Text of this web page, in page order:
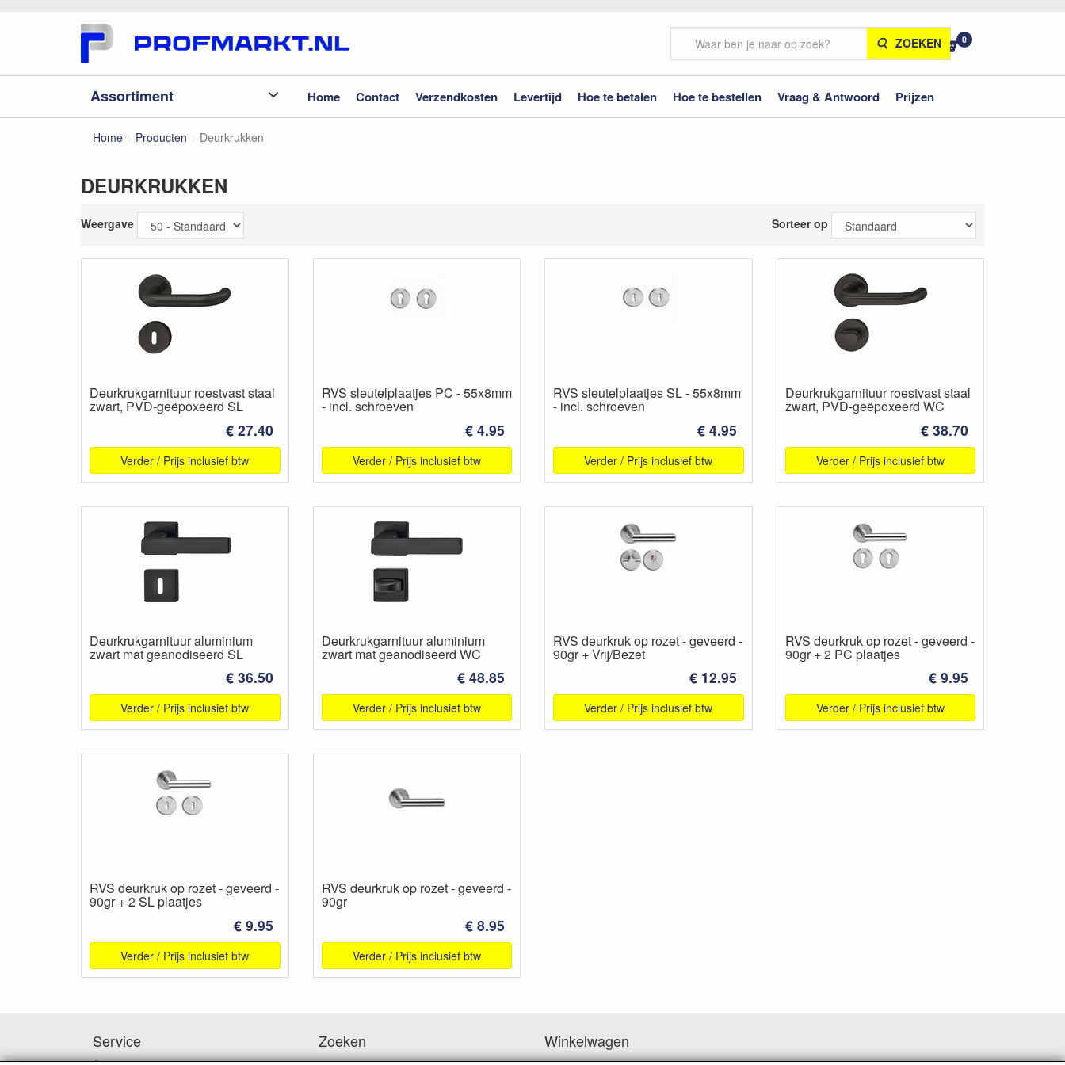
ZOEKEN 0
Assortiment Home Contact Verzendkosten Levertijd Hoe te betalen Hoe te bestellen Vraag & Antwoord Prijzen
Home Producten Deurkrukken
DEURKRUKKEN
Weergave Sorteer op
Deurkrukgarnituur roestvast staal
zwart, PVD-geëpoxeerd SL
€ 27.40
Verder / Prijs inclusief btw
RVS sleutelplaatjes PC - 55x8mm
- incl. schroeven
€ 4.95
Verder / Prijs inclusief btw
RVS sleutelplaatjes SL - 55x8mm
- incl. schroeven
€ 4.95
Verder / Prijs inclusief btw
Deurkrukgarnituur roestvast staal
zwart, PVD-geëpoxeerd WC
€ 38.70
Verder / Prijs inclusief btw
Deurkrukgarnituur aluminium
zwart mat geanodiseerd SL
€ 36.50
Verder / Prijs inclusief btw
Deurkrukgarnituur aluminium
zwart mat geanodiseerd WC
€ 48.85
Verder / Prijs inclusief btw
RVS deurkruk op rozet - geveerd -
90gr + Vrij/Bezet
€ 12.95
Verder / Prijs inclusief btw
RVS deurkruk op rozet - geveerd -
90gr + 2 PC plaatjes
€ 9.95
Verder / Prijs inclusief btw
RVS deurkruk op rozet - geveerd -
90gr + 2 SL plaatjes
€ 9.95
Verder / Prijs inclusief btw
RVS deurkruk op rozet - geveerd -
90gr
€ 8.95
Verder / Prijs inclusief btw
Service Zoeken Winkelwagen